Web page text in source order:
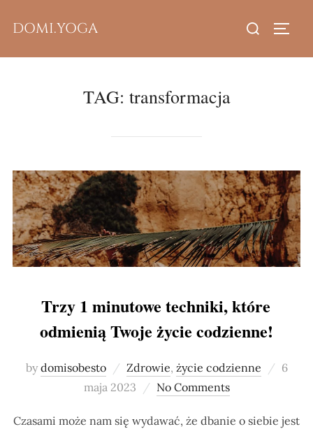
DOMI.YOGA
Search
TAG: transformacja
Trzy 1 minutowe techniki, które
odmienią Twoje życie codzienne!
bydomisobesto Zdrowie, życie codzienne
6
maja 2023
No Comments
Czasami może nam się wydawać, że dbanie o siebie jest